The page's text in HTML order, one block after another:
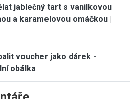
jablečný tart s vanilkovou
a karamelovou omáčkou |
voucher jako dárek -
obálka